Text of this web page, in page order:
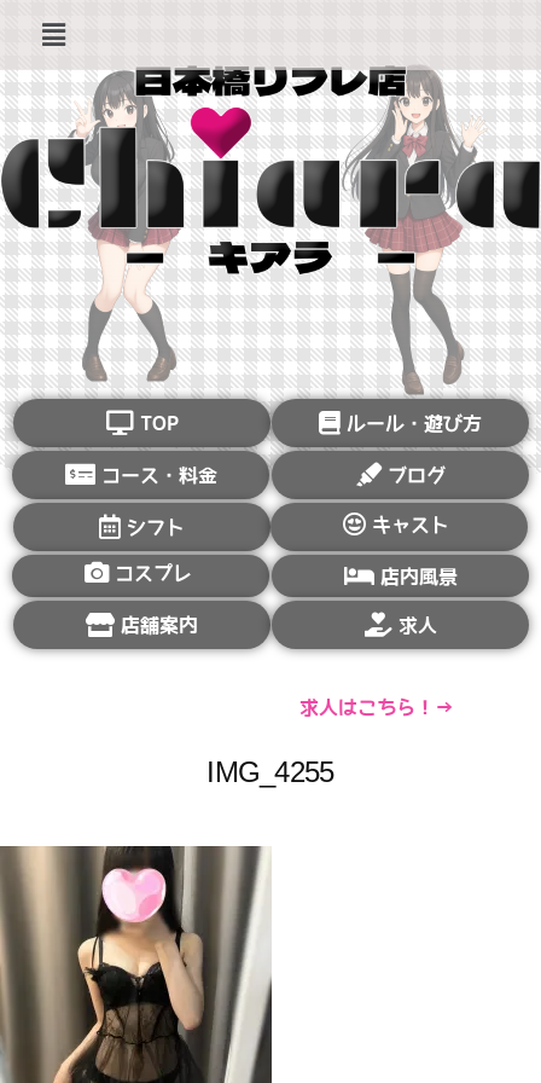
TOP ルール・遊び方
コース・料金 ブログ
シフト キャスト
コスプレ 店内風景
店舗案内 求人
求人はこちら！→
IMG_4255